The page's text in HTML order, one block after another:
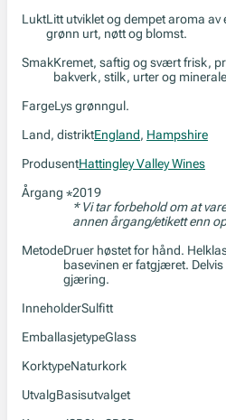
LuktLitt utviklet og dempet aroma
grønn urt, nøtt og blomst.
SmakKremet, saftig og svært frisk,
bakverk, stilk, urter og
FargeLys grønngul.
Land, distriktEngland, Hampshire
ProdusentHattingley Valley Wines
Årgang *2019
* Vi tar forbehold om at
annen årgang/etikett enn
MetodeDruer høstet for hånd.
basevinen er fatgjæret.
gjæring.
InneholderSulfitt
EmballasjetypeGlass
KorktypeNaturkork
UtvalgBasisutvalget